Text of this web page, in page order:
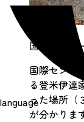
language
国際センタ
国際センタ
る登米伊達
った場所（
が分かりま